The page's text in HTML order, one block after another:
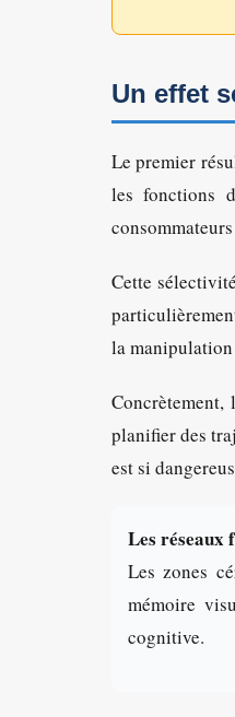
Un effet
Le premier
les fonctions
Cette
la manipulation
Concrètement,
planifier des
est si
Les réseaux
Les zones
mémoire
cognitive.